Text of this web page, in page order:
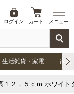
ログイン カート メニュー
生活雑貨・家電 家具
１２．５ｃｍ ホワイト